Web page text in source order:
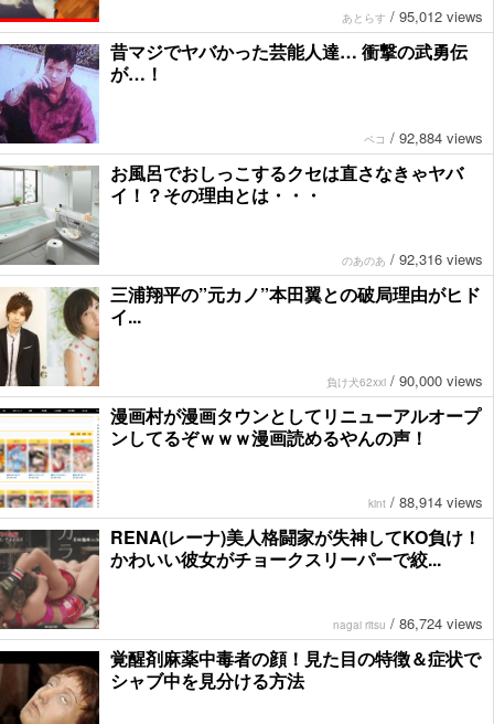
あとらす / 95,012 views
昔マジでヤバかった芸能人達… 衝撃の武勇伝
が…！
ペコ / 92,884 views
お風呂でおしっこするクセは直さなきゃヤバ
イ！？その理由とは・・・
のあのあ / 92,316 views
三浦翔平の”元カノ”本田翼との破局理由がヒド
イ...
負け犬62xxi / 90,000 views
漫画村が漫画タウンとしてリニューアルオープ
ンしてるぞｗｗｗ漫画読めるやんの声！
kint / 88,914 views
RENA(レーナ)美人格闘家が失神してKO負け！
かわいい彼女がチョークスリーパーで絞...
nagai ritsu / 86,724 views
覚醒剤麻薬中毒者の顔！見た目の特徴＆症状で
シャブ中を見分ける方法